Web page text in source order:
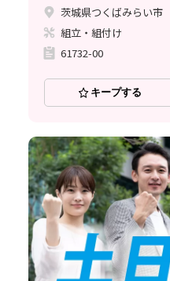
茨城県つくばみらい市
組立・組付け
61732-00
キープする